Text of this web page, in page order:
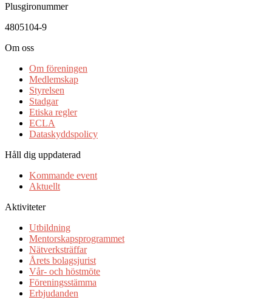
Plusgironummer
4805104-9
Om oss
Om föreningen
Medlemskap
Styrelsen
Stadgar
Etiska regler
ECLA
Dataskyddspolicy
Håll dig uppdaterad
Kommande event
Aktuellt
Aktiviteter
Utbildning
Mentorskapsprogrammet
Nätverksträffar
Årets bolagsjurist
Vår- och höstmöte
Föreningsstämma
Erbjudanden